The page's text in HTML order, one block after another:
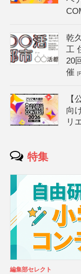
乾
工
20
催
【
向
リ
特集
編集部セレクト